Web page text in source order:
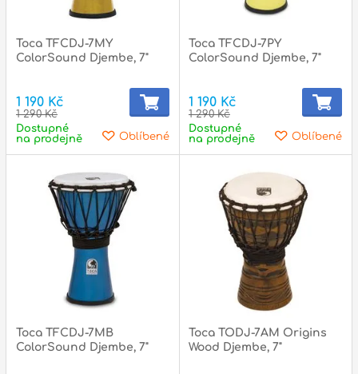
Toca TFCDJ-7MY
ColorSound Djembe, 7"
1 190 Kč
1 290 Kč
Oblíbené
Dostupné
na prodejně
Toca TFCDJ-7PY
ColorSound Djembe, 7"
1 190 Kč
1 290 Kč
Oblíbené
Dostupné
na prodejně
Toca TFCDJ-7MB
ColorSound Djembe, 7"
Toca TODJ-7AM Origins
Wood Djembe, 7"